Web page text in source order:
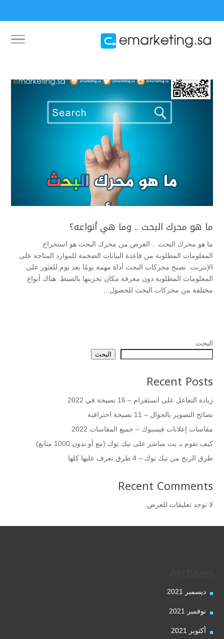
ما هو محرك البحث .. وما هي أنواعه؟
ما هو محرك البحث .. الغرض من محرك البحث هو استخراج
المعلومات المطلوبة من قاعدة البيانات الضخمة للموارد المتاحة على
الإنترنت. تصبح محركات البحث أداة مهمة يومًا بعد يوم للعثور على
المعلومات المطلوبة دون معرفة مكان تخزينها بالضبط. هناك أنواع
مختلفة من محركات البحث للحصول...
البحث
البحث
Recent Posts
زيادة التفاعل على انستقرام – 16 نصيحة في 2022
نصائح التصوير بالجوال – 11 نصيحة احترافية
مقاسات إعلانات فيسبوك – جميع المقاسات 2022
كيف تقوم بـ بث مباشر على تيك توك (مع أو بدون 1000 متابع)
طرق الربح من تيك توك – 4 طرق تعرف عليها كلها
Recent Comments
لا توجد تعليقات للعرض.
ديسمبر 2021
نوفمبر 2021
أكتوبر 2021